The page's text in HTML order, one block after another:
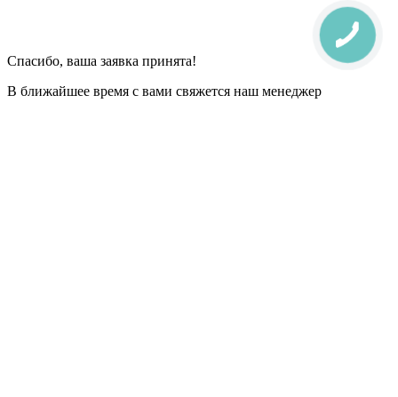
Спасибо, ваша заявка принята!
В ближайшее время с вами свяжется наш менеджер